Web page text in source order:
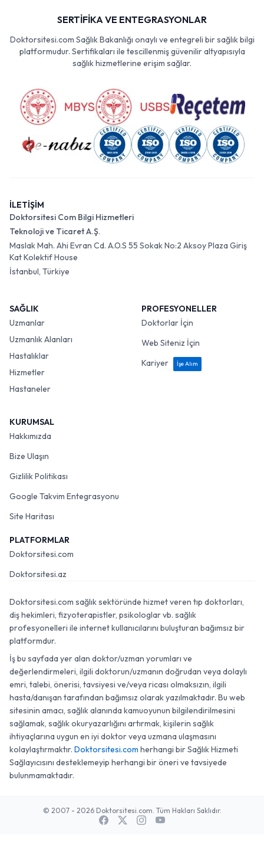
SERTİFİKA VE ENTEGRASYONLAR
Doktorsitesi.com Sağlık Bakanlığı onaylı ve entegreli bir sağlık bilgi
platformudur. Sertifikaları ile tescillenmiş güvenilir altyapısıyla
sağlık hizmetlerine erişim sağlar.
İLETİŞİM
Doktorsitesi Com Bilgi Hizmetleri
Teknoloji ve Ticaret A.Ş.
Maslak Mah. Ahi Evran Cd. A.O.S 55 Sokak No:2 Aksoy Plaza Giriş
Kat Kolektif House
İstanbul, Türkiye
SAĞLIK
Uzmanlar
Uzmanlık Alanları
Hastalıklar
Hizmetler
Hastaneler
PROFESYONELLER
Doktorlar İçin
Web Siteniz İçin
Kariyer
İşe Alım
KURUMSAL
Hakkımızda
Bize Ulaşın
Gizlilik Politikası
Google Takvim Entegrasyonu
Site Haritası
PLATFORMLAR
Doktorsitesi.com
Doktorsitesi.az
Doktorsitesi.com sağlık sektöründe hizmet veren tıp doktorları,
diş hekimleri, fizyoterapistler, psikologlar vb. sağlık
profesyonelleri ile internet kullanıcılarını buluşturan bağımsız bir
platformdur.
İş bu sayfada yer alan doktor/uzman yorumları ve
değerlendirmeleri, ilgili doktorun/uzmanın doğrudan veya dolaylı
emri, talebi, önerisi, tavsiyesi ve/veya ricası olmaksızın, ilgili
hasta/danışan tarafından bağımsız olarak yazılmaktadır. Bu web
sitesinin amacı, sağlık alanında kamuoyunun bilgilendirilmesini
sağlamak, sağlık okuryazarlığını artırmak, kişilerin sağlık
ihtiyaçlarına uygun en iyi doktor veya uzmana ulaşmasını
kolaylaştırmaktır. Doktorsitesi.com herhangi bir Sağlık Hizmeti
Sağlayıcısını desteklemeyip herhangi bir öneri ve tavsiyede
bulunmamaktadır.
© 2007 - 2026 Doktorsitesi.com. Tüm Hakları Saklıdır.